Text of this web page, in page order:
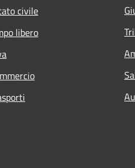
civile
libero